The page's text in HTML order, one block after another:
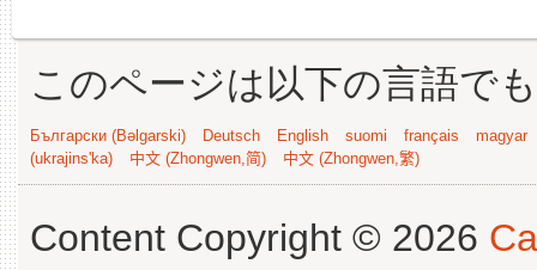
このページは以下の言語で
Български (Bəlgarski) Deutsch English suomi français
magyar
(ukrajins'ka)
中文 (Zhongwen,简) 中文 (Zhongwen,繁)
Content Copyright © 2026